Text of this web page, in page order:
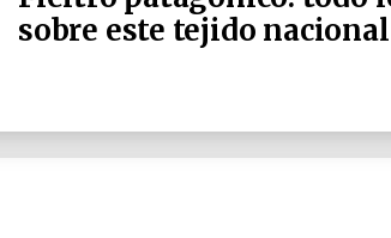
sobre este tejido nacional